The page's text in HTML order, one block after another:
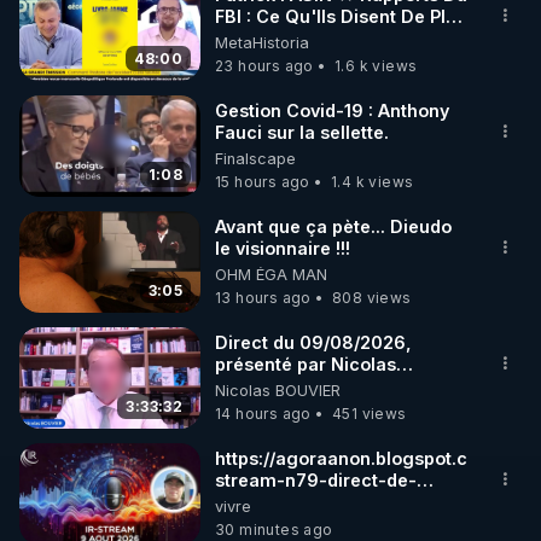
🌱 INSTAGRAM
https://www.instagram.com/rdlr_thierrycasasnovas/
http://rgnr.li/instagram
🌱 LA NEWSLETTER
Pour ne pas rater l’actualité RGNR (stages,
http://rgnr.li/news
🌱 VIDÉOS NON CENSURÉES SUR ODYSEE
Toutes les vidéos Youtube sont aussi sur la
http://rgnr.li/odysee
🌱 LES STAGES EN PRÉSENTIEL
http://rgnr.li/stages
48:00
FBI : Ce Qu'Ils Disent De Plus
Grave Sur Hitler
MetaHistoria
23 hours ago
1.6 k views
1:08
Gestion Covid-19 : Anthony
Fauci sur la sellette.
Finalscape
15 hours ago
1.4 k views
3:05
Avant que ça pète... Dieudo
le visionnaire !!!
OHM ÉGA MAN
13 hours ago
808 views
3:33:32
Direct du 09/08/2026,
présenté par Nicolas
BOUVIER
Nicolas BOUVIER
14 hours ago
451 views
https://agoraanon.blogspot.com/
stream-n79-direct-de-
christelle.html
vivre
30 minutes ago